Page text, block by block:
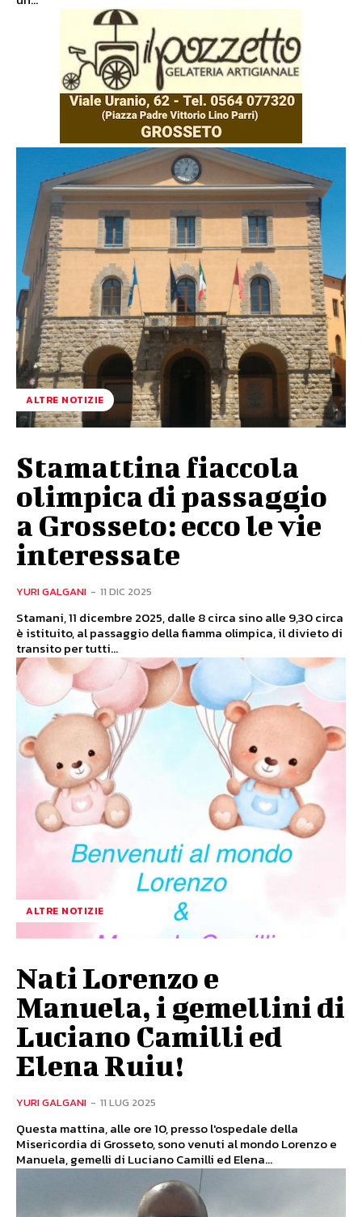
ALTRE NOTIZIE
Stamattina fiaccola
olimpica di passaggio
a Grosseto: ecco le vie
interessate
YURI GALGANI - 11 DIC 2025
Stamani, 11 dicembre 2025, dalle 8 circa sino alle 9,30 circa
è istituito, al passaggio della fiamma olimpica, il divieto di
transito per tutti...
ALTRE NOTIZIE
Nati Lorenzo e
Manuela, i gemellini di
Luciano Camilli ed
Elena Ruiu!
YURI GALGANI - 11 LUG 2025
Questa mattina, alle ore 10, presso l'ospedale della
Misericordia di Grosseto, sono venuti al mondo Lorenzo e
Manuela, gemelli di Luciano Camilli ed Elena...